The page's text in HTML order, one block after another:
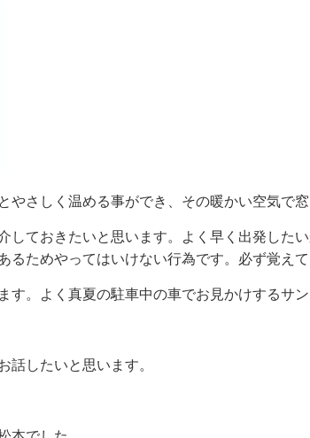
さしく温める事ができ、その暖かい空気で窓
しておきたいと思います。よく早く出発し
ためやってはいけない行為です。必ず覚えて
す。よく真夏の駐車中の車でお見かけするサ
したいと思います。